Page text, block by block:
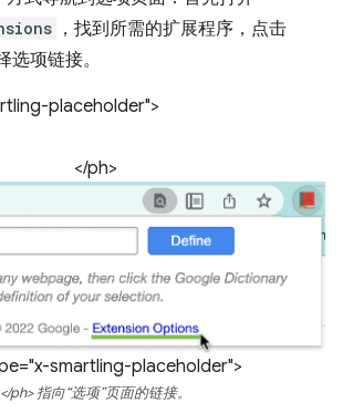
，找到所需的扩展程序，点击
选项链接。
placeholder">
</ph>
smartling-placeholder">
</ph> 指向“选项”页面的链接。